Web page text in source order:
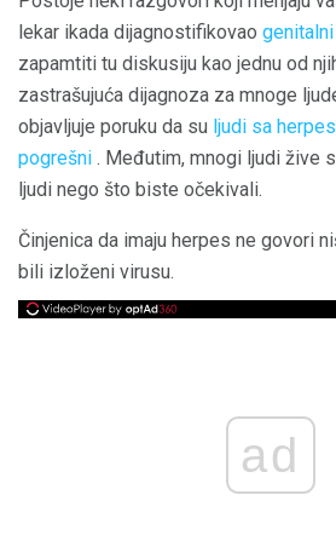
lekar ikada dijagnostifikovao
zapamtiti tu diskusiju kao jednu od
zastrašujuća dijagnoza za mnoge
objavljuje poruku da su ljudi sa
pogrešni . Međutim, mnogi ljudi žive
ljudi nego što biste očekivali.
Činjenica da imaju herpes ne govori
bili izloženi virusu.
ad